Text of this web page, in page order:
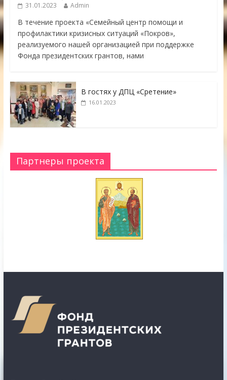
31.01.2023 Admin
В течение проекта «Семейный центр помощи и
профилактики кризисных ситуаций «Покров»,
реализуемого нашей организацией при поддержке
Фонда президентских грантов, нами
В гостях у ДПЦ «Сретение»
16.01.2023
Партнеры проекта